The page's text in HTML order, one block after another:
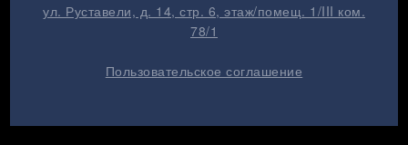
ул. Руставели, д. 14, стр. 6, этаж/помещ. 1/III ком.
78/1
Пользовательское соглашение